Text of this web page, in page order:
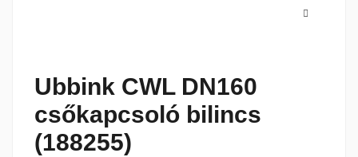
Ubbink CWL DN160
csőkapcsoló bilincs
(188255)